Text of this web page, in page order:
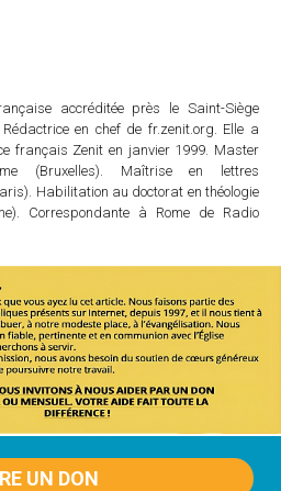
accréditée près le Saint-Siège
en chef de fr.zenit.org. Elle a
français Zenit en janvier 1999. Master
(Bruxelles). Maîtrise en lettres
Habilitation au doctorat en théologie
Correspondante à Rome de Radio
UN DON